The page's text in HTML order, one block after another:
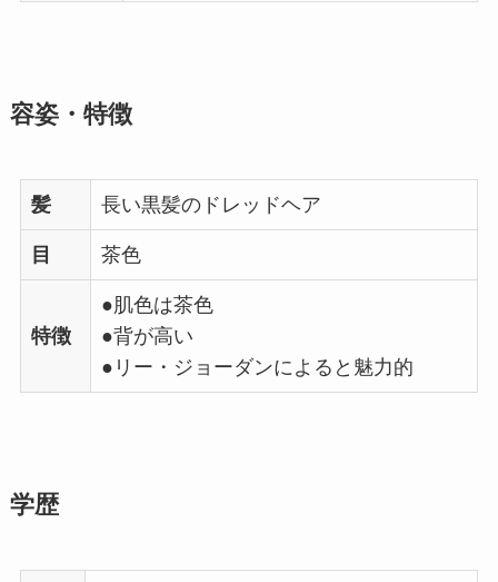
容姿・特徴
髪 長い黒髪のドレッドヘア
目 茶色
特徴
●肌色は茶色
●背が高い
●リー・ジョーダンによると魅力的
学歴